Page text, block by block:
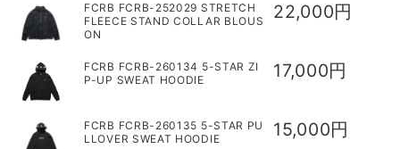
FCRB FCRB-252029 STRETCH
FLEECE STAND COLLAR BLOUS
ON
22,000円
FCRB FCRB-260134 5-STAR ZI
P-UP SWEAT HOODIE
17,000円
FCRB FCRB-260135 5-STAR PU
LLOVER SWEAT HOODIE
15,000円